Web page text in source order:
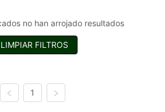
no han arrojado resultados
LIMPIAR FILTROS
1